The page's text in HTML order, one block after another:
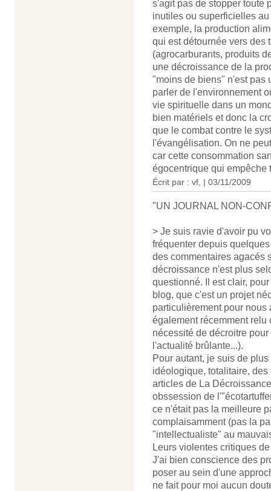
s'agit pas de stopper toute
inutiles ou superficielles
exemple, la production
qui est détournée vers des
(agrocarburants, produits
une décroissance de la
"moins de biens" n'est pas
parler de l'environnement
vie spirituelle dans un
bien matériels et donc la
que le combat contre le
l'évangélisation. On ne
car cette consommation
égocentrique qui empêche
Écrit par : vf, | 03/11/2009
"UN JOURNAL NON-
> Je suis ravie d'avoir pu
fréquenter depuis
des commentaires agacés
décroissance n'est plus
questionné. Il est clair,
blog, que c'est un projet
particulièrement pour
également récemment relu
nécessité de décroitre
l'actualité brûlante...).
Pour autant, je suis de
idéologique, totalitaire,
articles de La
obssession de
ce n'était pas la meilleure
complaisamment (pas la
"intellectualiste" au
Leurs violentes critiques
J'ai bien conscience des
poser au sein d'une
ne fait pour moi aucun